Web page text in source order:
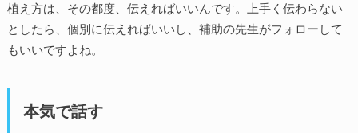
植え方は、その都度、伝えればいいんです。上手く伝わらない
としたら、個別に伝えればいいし、補助の先生がフォローして
もいいですよね。
本気で話す